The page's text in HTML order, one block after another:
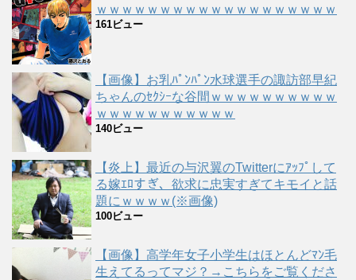
ｗｗｗｗｗｗｗｗｗｗｗｗｗｗｗｗｗｗｗ
161ビュー
【画像】お乳ﾊﾟﾝﾊﾟﾝ水球選手の諏訪部早紀
ちゃんのｾｸｼｰな谷間ｗｗｗｗｗｗｗｗｗｗ
ｗｗｗｗｗｗｗｗｗｗｗ
140ビュー
【炎上】最近の与沢翼のTwitterにｱｯﾌﾟして
る嫁ｴﾛすぎ、欲求に忠実すぎてキモイと話
題にｗｗｗｗ(※画像)
100ビュー
【画像】高学年女子小学生はほとんどﾏﾝ毛
生えてるってマジ？→こちらをご覧くださ